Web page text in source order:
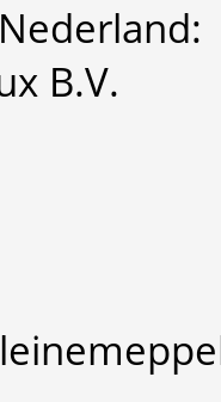
B.V.